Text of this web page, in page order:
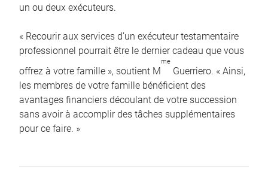
un ou deux exécuteurs.
« Recourir aux services d’un exécuteur testamentaire
professionnel pourrait être le dernier cadeau que vous
offrez à votre famille », soutient M
me
Guerriero. « Ainsi,
les membres de votre famille bénéficient des
avantages financiers découlant de votre succession
sans avoir à accomplir des tâches supplémentaires
pour ce faire. »